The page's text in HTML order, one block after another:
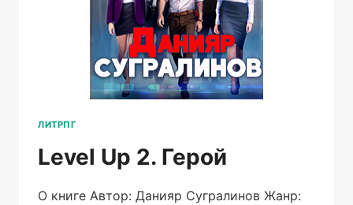
ЛИТРПГ
Level Up 2. Герой
О книге Автор: Данияр Сугралинов Жанр: